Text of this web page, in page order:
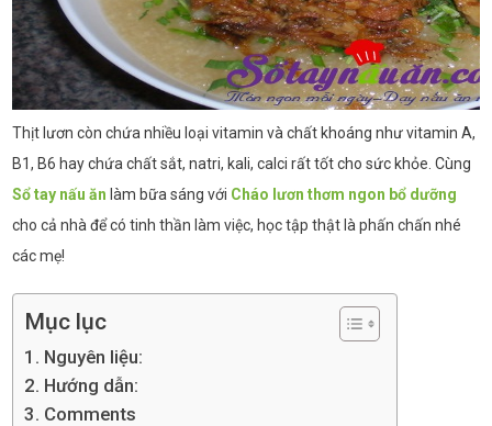
Thịt lươn còn chứa nhiều loại vitamin và chất khoáng như vitamin A,
B1, B6 hay chứa chất sắt, natri, kali, calci rất tốt cho sức khỏe. Cùng
Sổ tay nấu ăn làm bữa sáng với Cháo lươn thơm ngon bổ dưỡng
cho cả nhà để có tinh thần làm việc, học tập thật là phấn chấn nhé
các mẹ!
Mục lục
Nguyên liệu:
Hướng dẫn:
Comments